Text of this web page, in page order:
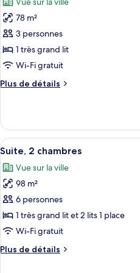
Studio,
2
une
place
les
photos
pour
ce
type
chambre :
chambre
(Spacious)
78 m²
3 personnes
1 très grand lit
Wi-Fi gratuit
Plus de détails
Plus
le
type
de
Suite,
(Spacious)
Afficher
toutes
les
photos
pour
ce
type
chambre :
8
Suite, 2 chambres
Vue sur la ville
98 m²
6 personnes
1 très grand lit et 2 lits 1 place
Wi-Fi gratuit
Plus de détails
Plus